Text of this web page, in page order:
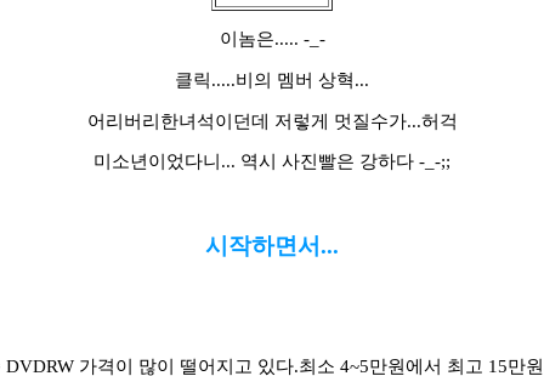
이놈은..... -_-
클릭.....비의 멤버 상혁...
어리버리한녀석이던데 저렇게 멋질수가...허걱
미소년이었다니... 역시 사진빨은 강하다 -_-;;
시작하면서...
DVDRW 가격이 많이 떨어지고 있다.최소 4~5만원에서 최고 15만원